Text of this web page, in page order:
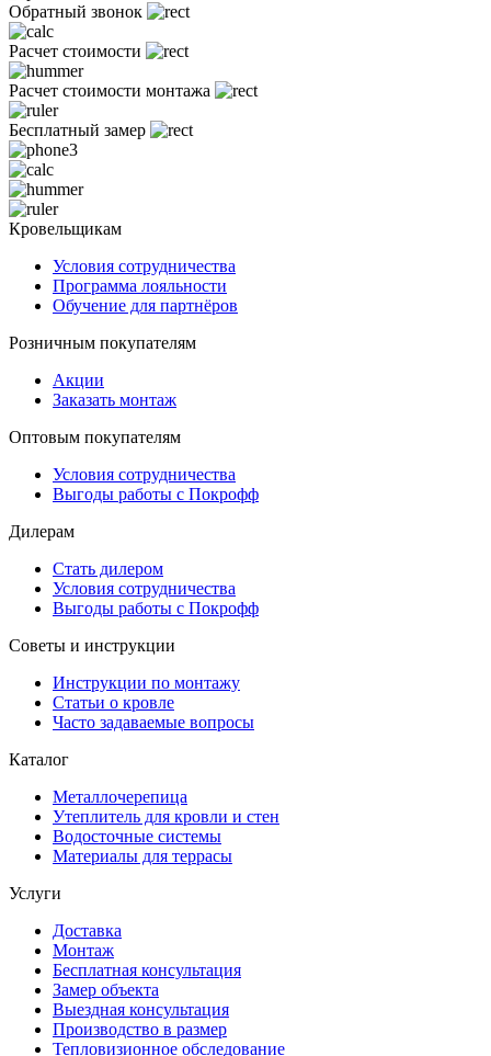
Обратный звонок
Расчет стоимости
Расчет стоимости монтажа
Бесплатный замер
Кровельщикам
Условия сотрудничества
Программа лояльности
Обучение для партнёров
Розничным покупателям
Акции
Заказать монтаж
Оптовым покупателям
Условия сотрудничества
Выгоды работы с Покрофф
Дилерам
Стать дилером
Условия сотрудничества
Выгоды работы с Покрофф
Советы и инструкции
Инструкции по монтажу
Статьи о кровле
Часто задаваемые вопросы
Каталог
Металлочерепица
Утеплитель для кровли и стен
Водосточные системы
Материалы для террасы
Услуги
Доставка
Монтаж
Бесплатная консультация
Замер объекта
Выездная консультация
Производство в размер
Тепловизионное обследование